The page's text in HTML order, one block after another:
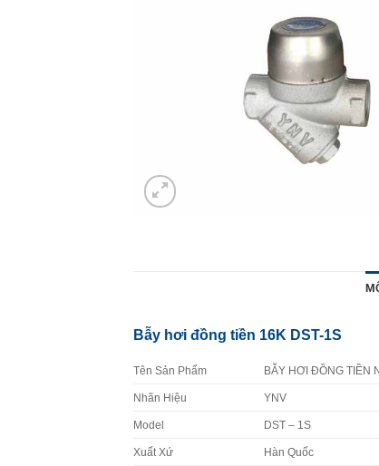
Bẫy hơi đồng tiền 16K DST-1S
Tên Sản Phẩm BẪY HƠI ĐỒNG TIỀN
Nhãn Hiệu YNV
Model DST – 1S
Xuất Xứ Hàn Quốc